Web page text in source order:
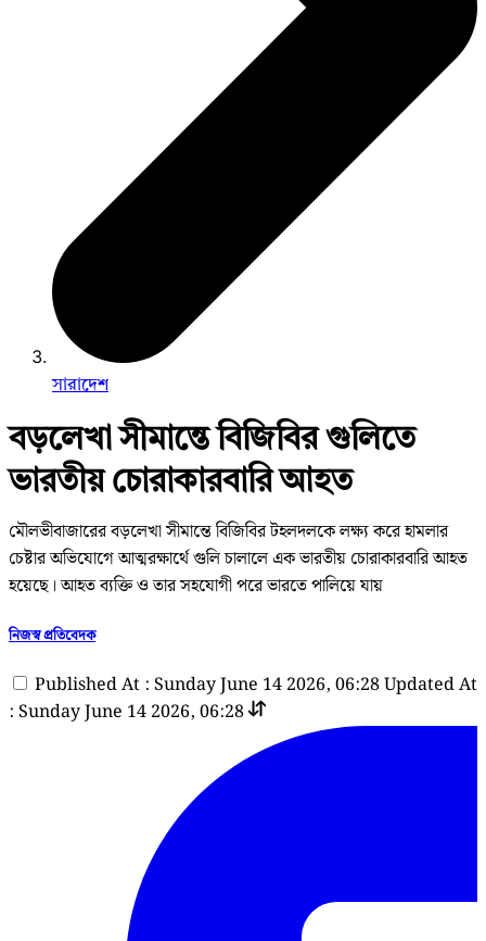
সারাদেশ
বড়লেখা সীমান্তে বিজিবির গুলিতে
ভারতীয় চোরাকারবারি আহত
মৌলভীবাজারের বড়লেখা সীমান্তে বিজিবির টহলদলকে লক্ষ্য করে হামলার
চেষ্টার অভিযোগে আত্মরক্ষার্থে গুলি চালালে এক ভারতীয় চোরাকারবারি আহত
হয়েছে। আহত ব্যক্তি ও তার সহযোগী পরে ভারতে পালিয়ে যায়
নিজস্ব প্রতিবেদক
Published At : Sunday June 14 2026, 06:28Updated At
: Sunday June 14 2026, 06:28